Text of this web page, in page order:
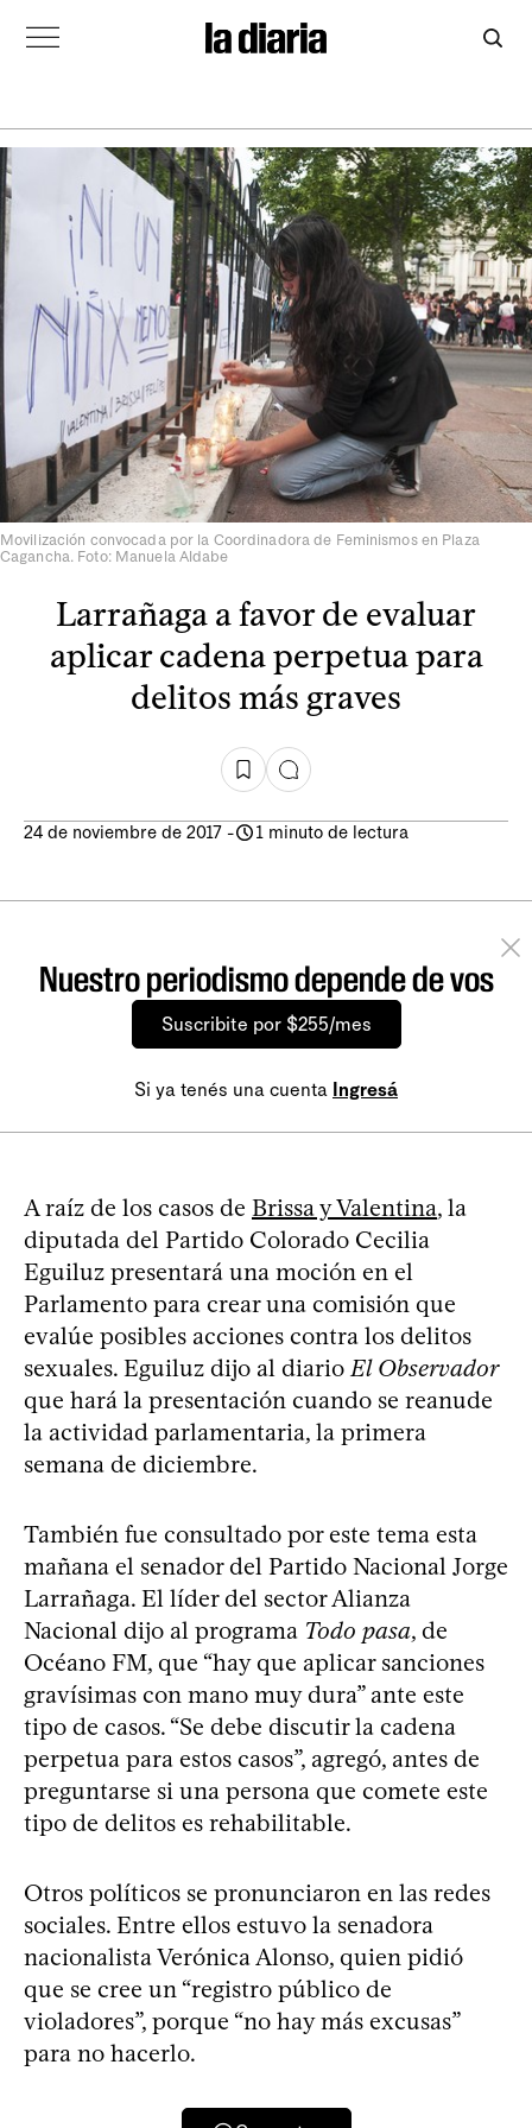
Movilización convocada por la Coordinadora de Feminismos en Plaza
Cagancha. Foto: Manuela Aldabe
Larrañaga a favor de evaluar
aplicar cadena perpetua para
delitos más graves
24 de noviembre de 2017 - 1 minuto de lectura
Nuestro periodismo depende de vos
Suscribite por $255/mes
Si ya tenés una cuenta Ingresá
A raíz de los casos de Brissa y Valentina, la
diputada del Partido Colorado Cecilia
Eguiluz presentará una moción en el
Parlamento para crear una comisión que
evalúe posibles acciones contra los delitos
sexuales. Eguiluz dijo al diario El Observador
que hará la presentación cuando se reanude
la actividad parlamentaria, la primera
semana de diciembre.
También fue consultado por este tema esta
mañana el senador del Partido Nacional Jorge
Larrañaga. El líder del sector Alianza
Nacional dijo al programa Todo pasa, de
Océano FM, que “hay que aplicar sanciones
gravísimas con mano muy dura” ante este
tipo de casos. “Se debe discutir la cadena
perpetua para estos casos”, agregó, antes de
preguntarse si una persona que comete este
tipo de delitos es rehabilitable.
Otros políticos se pronunciaron en las redes
sociales. Entre ellos estuvo la senadora
nacionalista Verónica Alonso, quien pidió
que se cree un “registro público de
violadores”, porque “no hay más excusas”
para no hacerlo.